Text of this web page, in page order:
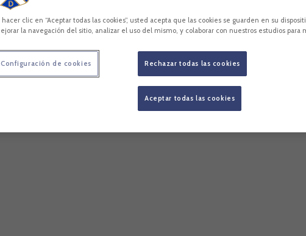
hacer clic en “Aceptar todas las cookies”, usted acepta que las cookies se guarden en su
la navegación del sitio, analizar el uso del mismo, y colaborar con nuestros estudios para
Rechazar todas las cookies
Aceptar todas las cookies
Configuración de cookies